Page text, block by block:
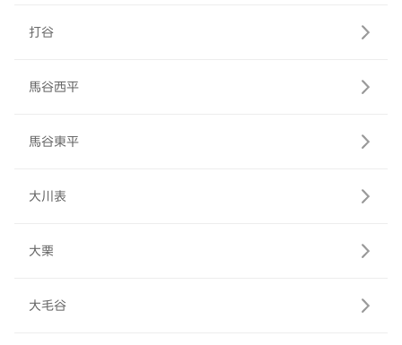
打谷
馬谷西平
馬谷東平
大川表
大栗
大毛谷